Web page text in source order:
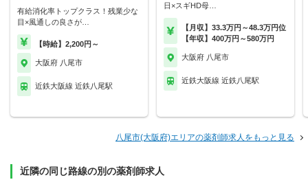
有給消化率トップクラス！残業少な
目×風通しの良さが…
【時給】2,200円～
大阪府 八尾市
近鉄大阪線 近鉄八尾駅
日×スギHD母…
【月収】33.3万円～48.3万円位
【年収】400万円～580万円
大阪府 八尾市
近鉄大阪線 近鉄八尾駅
八尾市(大阪府)エリアの薬剤師求人をもっと見る
近隣の同じ路線の別の薬剤師求人